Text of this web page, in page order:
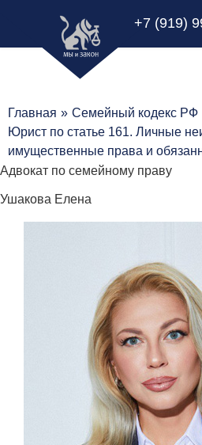
+7 (919)
Главная » Семейный кодекс РФ
Юрист по статье 161. Личные
имущественные права и
Адвокат по семейному праву
Ушакова Елена